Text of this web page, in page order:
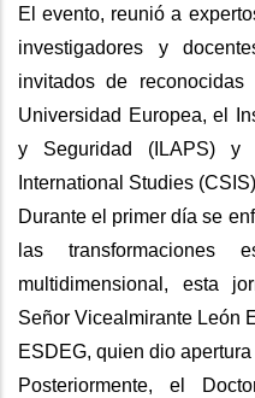
El evento, reunió a
investigadores y
invitados de
Universidad Europea, el
y Seguridad (ILAPS) y
International Studies
Durante el primer día se
las transformaciones
multidimensional, esta
Señor Vicealmirante León
ESDEG, quien dio
Posteriormente, el